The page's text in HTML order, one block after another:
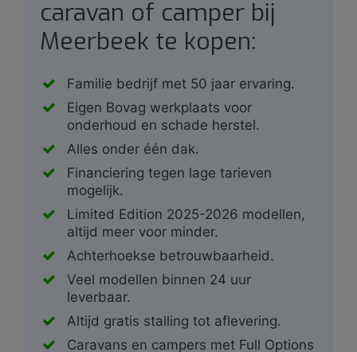
caravan of camper bij
Meerbeek te kopen:
Familie bedrijf met 50 jaar ervaring.
Eigen Bovag werkplaats voor
onderhoud en schade herstel.
Alles onder één dak.
Financiering tegen lage tarieven
mogelijk.
Limited Edition 2025-2026 modellen,
altijd meer voor minder.
Achterhoekse betrouwbaarheid.
Veel modellen binnen 24 uur
leverbaar.
Altijd gratis stalling tot aflevering.
Caravans en campers met Full Options